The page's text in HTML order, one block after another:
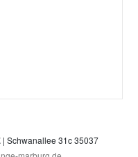
| Schwanallee 31c 35037